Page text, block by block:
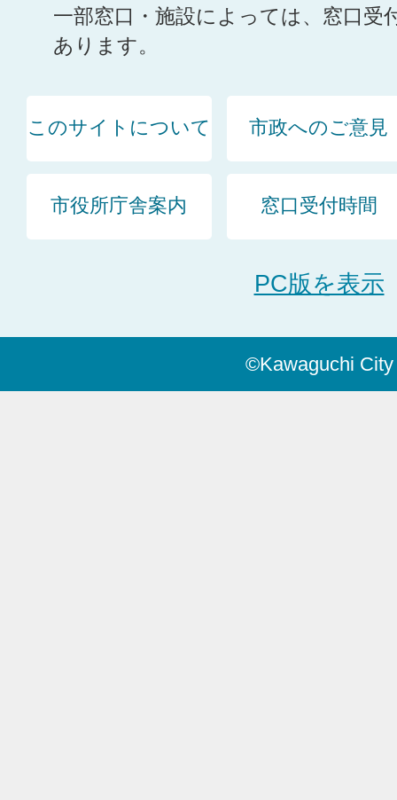
一部窓口・施設によっては、窓口受
あります。
このサイトについて 市政へのご意見
市役所庁舎案内 窓口受付時間
PC版を表示
©Kawaguchi City